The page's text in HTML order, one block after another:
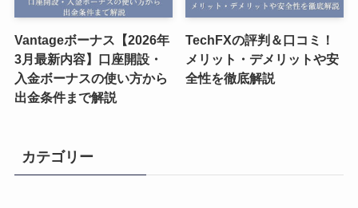
Vantageボーナス【2026年
3月最新内容】口座開設・
入金ボーナスの使い方から
出金条件まで解説
TechFXの評判＆口コミ！
メリット・デメリットや安
全性を徹底解説
カテゴリー